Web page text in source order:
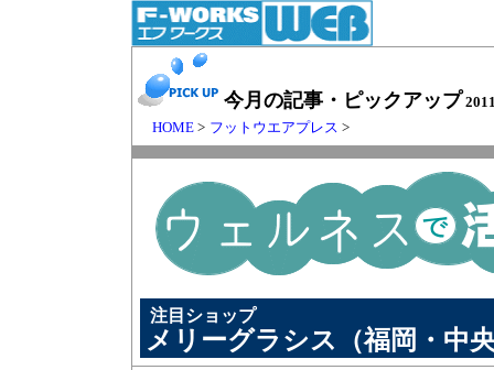
今月の記事・ピックアップ
HOME > フットウエアプレス >
注目ショップ
メリーグラシス（福岡・中